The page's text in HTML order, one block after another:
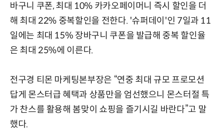
바구니 쿠폰, 최대 10% 카카오페이머니 즉시 할인을 더
해 최대 22% 중복할인을 전한다. '슈퍼데이'인 7일과 11
일에는 최대 15% 장바구니 쿠폰을 발급해 중복 할인율
은 최대 25%에 이른다.
전구경 티몬 마케팅본부장은 “연중 최대 규모 프로모션
답게 몬스터급 혜택과 상품만을 엄선했으니 몬스터절 특
가 찬스를 활용해 봄맞이 쇼핑을 즐기시길 바란다”고 말
했다.